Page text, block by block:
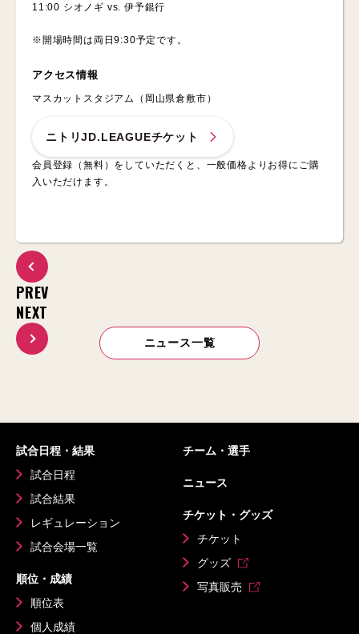
11:00 シオノギ vs. 伊予銀行
※開場時間は両日9:30予定です。
アクセス情報
マスカットスタジアム（岡山県倉敷市）
ニトリJD.LEAGUEチケット
会員登録（無料）をしていただくと、一般価格よりお得にご購
入いただけます。
PREV
ニュース一覧
NEXT
試合日程・結果
試合日程
試合結果
レギュレーション
試合会場一覧
順位・成績
順位表
個人成績
チーム・選手
ニュース
チケット・グッズ
チケット
グッズ
写真販売